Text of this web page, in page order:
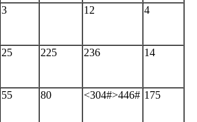
3 12 4
25 225 236 14
55 80 <304#>446# 175